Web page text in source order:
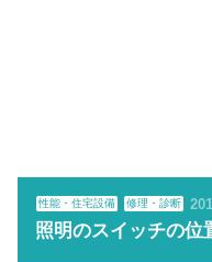
性能・住宅設備 修理・診断
照明のスイッチの位